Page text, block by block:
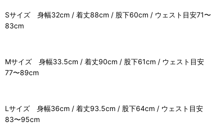
Sサイズ 身幅32cm / 着丈88cm / 股下60cm / ウェスト目安71〜
83cm
Mサイズ 身幅33.5cm / 着丈90cm / 股下61cm / ウェスト目安
77〜89cm
Lサイズ 身幅36cm / 着丈93.5cm / 股下64cm / ウェスト目安
83〜95cm